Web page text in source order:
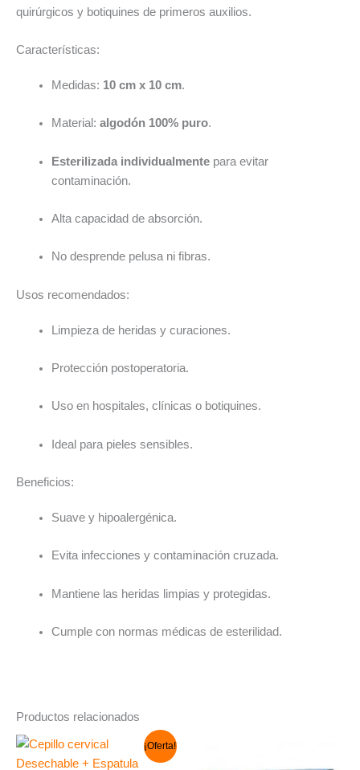
quirúrgicos y botiquines de primeros auxilios.
Características:
Medidas: 10 cm x 10 cm.
Material: algodón 100% puro.
Esterilizada individualmentepara evitar
contaminación.
Alta capacidad de absorción.
No desprende pelusa ni fibras.
Usos recomendados:
Limpieza de heridas y curaciones.
Protección postoperatoria.
Uso en hospitales, clínicas o botiquines.
Ideal para pieles sensibles.
Beneficios:
Suave y hipoalergénica.
Evita infecciones y contaminación cruzada.
Mantiene las heridas limpias y protegidas.
Cumple con normas médicas de esterilidad.
Productos relacionados
¡Oferta!
El
El